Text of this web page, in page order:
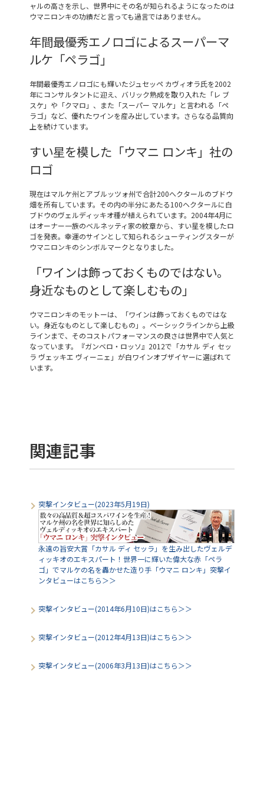
ャルの高さを示し、世界中にその名が知られるようになったのは
ウマニロンキの功績だと言っても過言ではありません。
年間最優秀エノロゴによるスーパーマ
ルケ「ペラゴ」
年間最優秀エノロゴにも輝いたジュセッペ カヴィオラ氏を2002
年にコンサルタントに迎え、バリック熟成を取り入れた「レ ブ
スケ」や「クマロ」、また「スーパー マルケ」と言われる「ペ
ラゴ」など、優れたワインを産み出しています。さらなる品質向
上を続けています。
すい星を模した「ウマニ ロンキ」社の
ロゴ
現在はマルケ州とアブルッツォ州で合計200へクタールのブドウ
畑を所有しています。その内の半分にあたる100ヘクタールに白
ブドウのヴェルディッキオ種が植えられています。2004年4月に
はオーナー一族のベルネッティ家の紋章から、すい星を模したロ
ゴを発表。幸運のサインとして知られるシューティングスターが
ウマニロンキのシンボルマークとなりました。
「ワインは飾っておくものではない。
身近なものとして楽しむもの」
ウマニロンキのモットーは、「ワインは飾っておくものではな
い。身近なものとして楽しむもの」。ベーシックラインから上級
ラインまで、そのコストパフォーマンスの良さは世界中で人気と
なっています。『ガンベロ・ロッソ』2012で「カサル ディ セッ
ラ ヴェッキエ ヴィーニェ」が白ワインオブザイヤーに選ばれて
います。
関連記事
突撃インタビュー(2023年5月19日)
永遠の旨安大賞「カサル ディ セッラ」を生み出したヴェルデ
ィッキオのエキスパート！世界一に輝いた偉大な赤「ペラ
ゴ」でマルケの名を轟かせた造り手「ウマニ ロンキ」突撃イ
ンタビューはこちら＞＞
突撃インタビュー(2014年6月10日)はこちら＞＞
突撃インタビュー(2012年4月13日)はこちら＞＞
突撃インタビュー(2006年3月13日)はこちら＞＞